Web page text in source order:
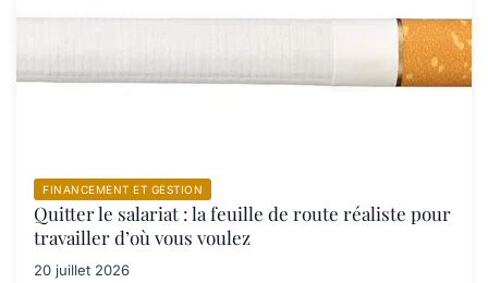
FINANCEMENT ET GESTION
Quitter le salariat : la feuille de route réaliste pour
travailler d’où vous voulez
20 juillet 2026